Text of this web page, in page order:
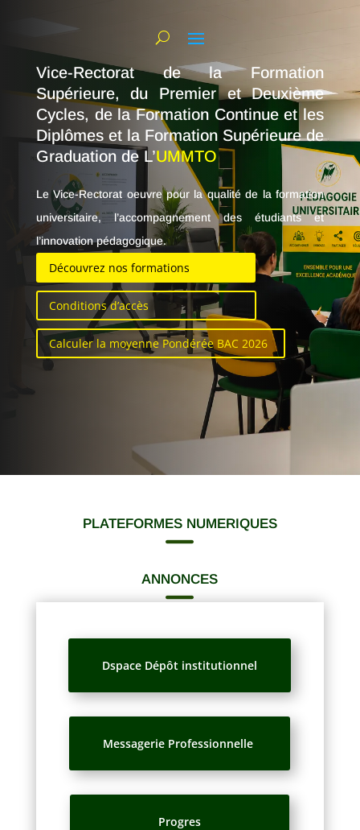
Vice-Rectorat de la Formation
Supérieure, du Premier et Deuxième
Cycles, de la Formation Continue et les
Diplômes et la Formation Supérieure de
Graduation de L’UMMTO
Le Vice-Rectorat oeuvre pour la qualité de la formation
universitaire, l’accompagnement des étudiants et
l’innovation pédagogique.
Découvrez nos formations
Conditions d’accès
Calculer la moyenne Pondérée BAC 2026
PLATEFORMES NUMERIQUES

ANNONCES

Dspace Dépôt institutionnel
Messagerie Professionnelle
Progres